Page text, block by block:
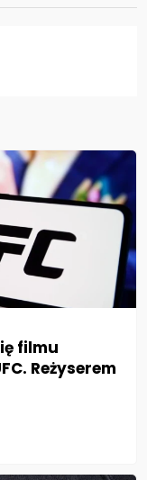
filmu
Reżyserem